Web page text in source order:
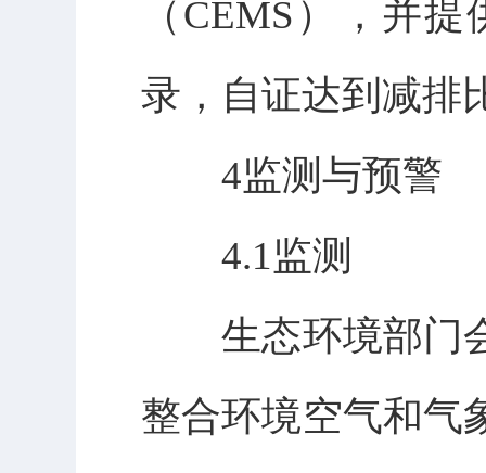
（CEMS），并
录，自证达到减排
4监测与预警
4.1监测
生态环境部门会
整合环境空气和气